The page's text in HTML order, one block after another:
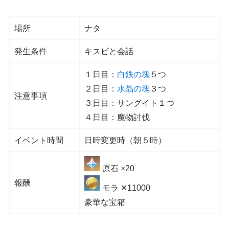
場所 ナタ
発生条件 キスピと会話
注意事項
１日目： 白鉄の塊 ５つ
２日目： 水晶の塊 ３つ
３日目：サングイト１つ
４日目：魔物討伐
イベント時間 日時変更時（朝５時）
報酬
原石 ×20
モラ ✕11000
豪華な宝箱